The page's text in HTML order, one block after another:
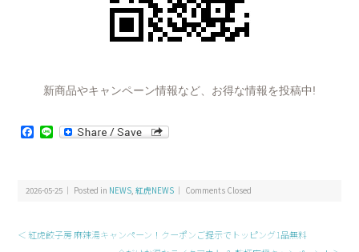
新商品やキャンペーン情報など、お得な情報を投稿中!
Facebook
Line
2026-05-25 ｜ Posted in NEWS,紅虎NEWS ｜ Comments Closed
＜ 紅虎餃子房 麻辣湯キャンペーン！クーポンご提示でトッピング1品無料